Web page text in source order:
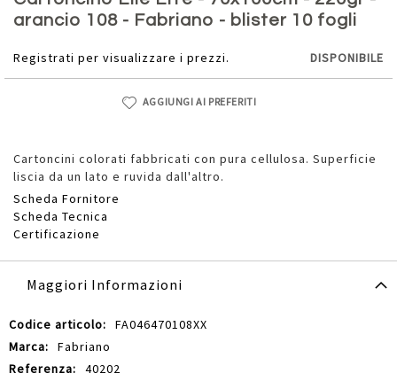
arancio 108 - Fabriano - blister 10 fogli
Registrati per visualizzare i prezzi. DISPONIBILE
AGGIUNGI AI PREFERITI
Cartoncini colorati fabbricati con pura cellulosa. Superficie
liscia da un lato e ruvida dall'altro.
Scheda Fornitore
Scheda Tecnica
Certificazione
della
galleria
immagini
Maggiori Informazioni
Maggiori
Informazioni
FA046470108XX
Fabriano
40202